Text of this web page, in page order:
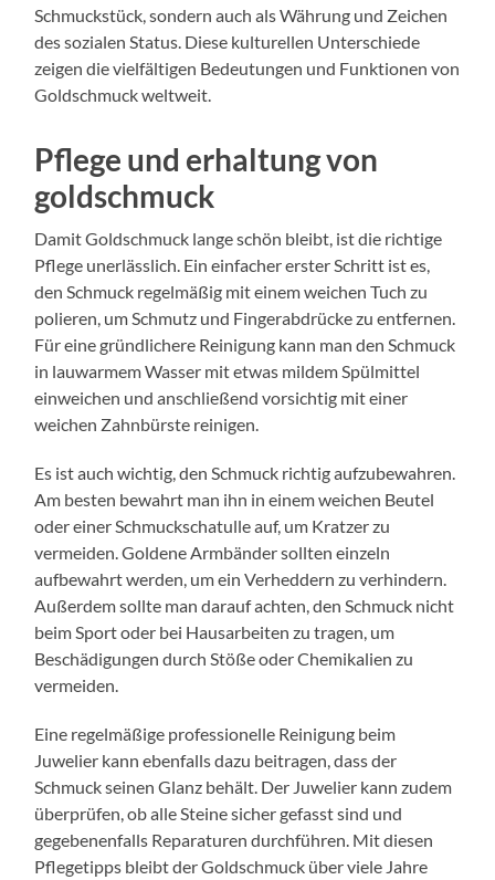
Schmuckstück, sondern auch als Währung und Zeichen
des sozialen Status. Diese kulturellen Unterschiede
zeigen die vielfältigen Bedeutungen und Funktionen von
Goldschmuck weltweit.
Pflege und erhaltung von
goldschmuck
Damit Goldschmuck lange schön bleibt, ist die richtige
Pflege unerlässlich. Ein einfacher erster Schritt ist es,
den Schmuck regelmäßig mit einem weichen Tuch zu
polieren, um Schmutz und Fingerabdrücke zu entfernen.
Für eine gründlichere Reinigung kann man den Schmuck
in lauwarmem Wasser mit etwas mildem Spülmittel
einweichen und anschließend vorsichtig mit einer
weichen Zahnbürste reinigen.
Es ist auch wichtig, den Schmuck richtig aufzubewahren.
Am besten bewahrt man ihn in einem weichen Beutel
oder einer Schmuckschatulle auf, um Kratzer zu
vermeiden. Goldene Armbänder sollten einzeln
aufbewahrt werden, um ein Verheddern zu verhindern.
Außerdem sollte man darauf achten, den Schmuck nicht
beim Sport oder bei Hausarbeiten zu tragen, um
Beschädigungen durch Stöße oder Chemikalien zu
vermeiden.
Eine regelmäßige professionelle Reinigung beim
Juwelier kann ebenfalls dazu beitragen, dass der
Schmuck seinen Glanz behält. Der Juwelier kann zudem
überprüfen, ob alle Steine sicher gefasst sind und
gegebenenfalls Reparaturen durchführen. Mit diesen
Pflegetipps bleibt der Goldschmuck über viele Jahre